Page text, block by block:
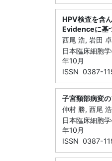
HPV検査を含
Evidenceに基
西尾 浩, 岩田
日本臨床細胞
年10月
ISSN 0387-
子宮頸部病変
仲村 勝, 西尾
日本臨床細胞
年10月
ISSN 0387-